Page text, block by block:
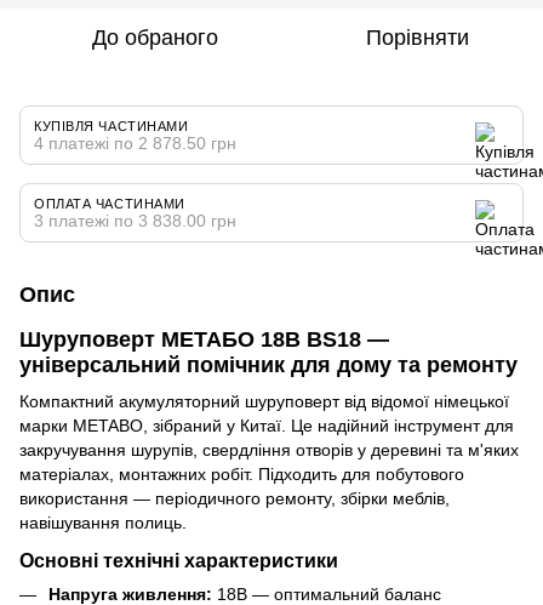
До обраного Порівняти
КУПІВЛЯ ЧАСТИНАМИ
4 платежі по 2 878.50 грн
ОПЛАТА ЧАСТИНАМИ
3 платежі по 3 838.00 грн
Опис
Шуруповерт МЕТАБО 18В BS18 —
універсальний помічник для дому та ремонту
Компактний акумуляторний шуруповерт від відомої німецької
марки METABO, зібраний у Китаї. Це надійний інструмент для
закручування шурупів, свердління отворів у деревині та м'яких
матеріалах, монтажних робіт. Підходить для побутового
використання — періодичного ремонту, збірки меблів,
навішування полиць.
Основні технічні характеристики
Напруга живлення: 18В — оптимальний баланс